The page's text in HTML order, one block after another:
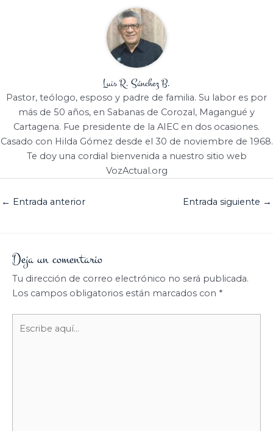
Luis R. Sánchez B.
Pastor, teólogo, esposo y padre de familia. Su labor es por
más de 50 años, en Sabanas de Corozal, Magangué y
Cartagena. Fue presidente de la AIEC en dos ocasiones.
Casado con Hilda Gómez desde el 30 de noviembre de 1968.
Te doy una cordial bienvenida a nuestro sitio web
VozActual.org
← Entrada anterior Entrada siguiente →
Deja un comentario
Tu dirección de correo electrónico no será publicada.
Los campos obligatorios están marcados con *
aquí...